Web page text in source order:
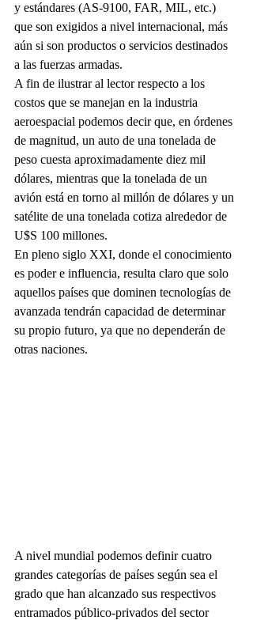
y estándares (AS-9100, FAR, MIL, etc.)
que son exigidos a nivel internacional, más
aún si son productos o servicios destinados
a las fuerzas armadas.
A fin de ilustrar al lector respecto a los
costos que se manejan en la industria
aeroespacial podemos decir que, en órdenes
de magnitud, un auto de una tonelada de
peso cuesta aproximadamente diez mil
dólares, mientras que la tonelada de un
avión está en torno al millón de dólares y un
satélite de una tonelada cotiza alrededor de
U$S 100 millones.
En pleno siglo XXI, donde el conocimiento
es poder e influencia, resulta claro que solo
aquellos países que dominen tecnologías de
avanzada tendrán capacidad de determinar
su propio futuro, ya que no dependerán de
otras naciones.
A nivel mundial podemos definir cuatro
grandes categorías de países según sea el
grado que han alcanzado sus respectivos
entramados público-privados del sector